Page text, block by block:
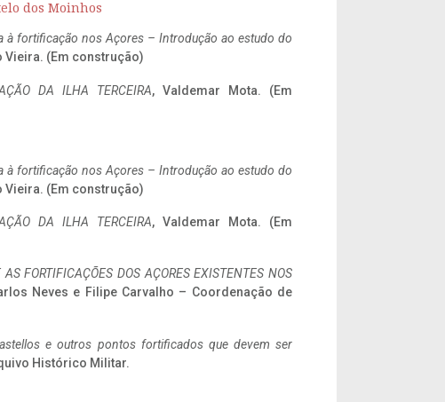
dos Moinhos
à fortificação nos Açores – Introdução ao estudo do
Vieira. (Em construção)
DA ILHA TERCEIRA, Valdemar Mota. (Em
à fortificação nos Açores – Introdução ao estudo do
Vieira. (Em construção)
DA ILHA TERCEIRA, Valdemar Mota. (Em
AS FORTIFICAÇÕES DOS AÇORES EXISTENTES NOS
Neves e Filipe Carvalho – Coordenação de
e outros pontos fortificados que devem ser
Histórico Militar.